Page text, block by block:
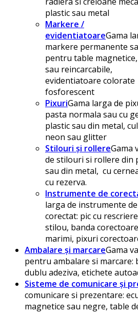
plastic sau metal
Markere /
evidentiatoareGama
markere permanente
pentru table
sau reincarcabile,
evidentiatoare colorate
fosforescent
PixuriGama larga de
pasta normala sau cu
plastic sau din metal,
neon sau glitter
Stilouri și rollereGama
de stilouri si rollere din
sau din metal, cu
cu rezerva.
Instrumente de
larga de instrumente de
corectat: pic cu
stilou, banda
marimi, pixuri
Ambalare și marcareGama
pentru ambalare si marcare:
dublu adeziva, etichete
Sisteme de comunicare și
comunicare si prezentare:
magnetice sau negre, table